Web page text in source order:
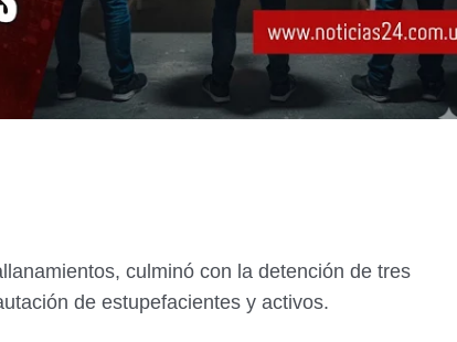
culminó con la detención de tres
de estupefacientes y activos.